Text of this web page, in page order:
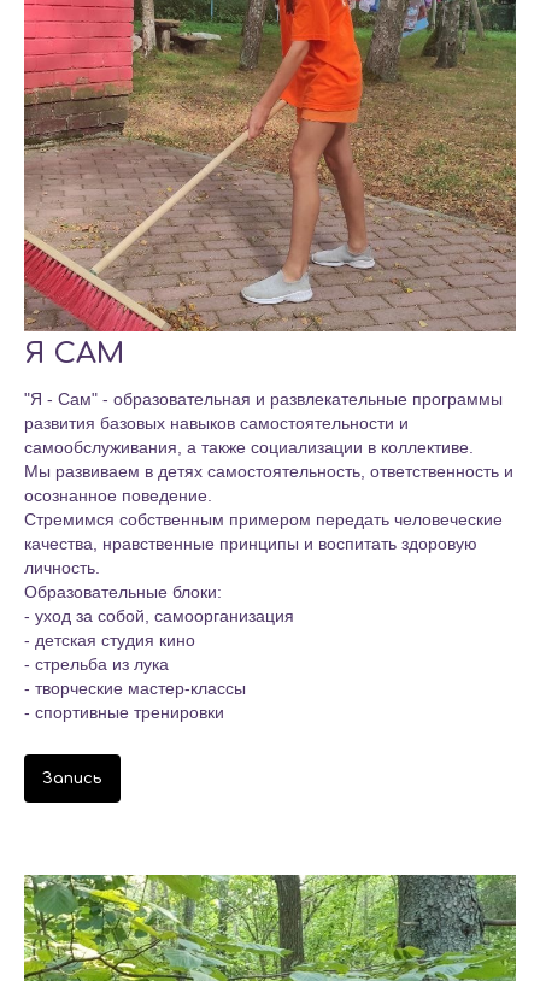
Я САМ
"Я - Сам" - образовательная и развлекательные программы
развития базовых навыков самостоятельности и
самообслуживания, а также социализации в коллективе.
Мы развиваем в детях самостоятельность, ответственность и
осознанное поведение.
Стремимся собственным примером передать человеческие
качества, нравственные принципы и воспитать здоровую
личность.
Образовательные блоки:
- уход за собой, самоорганизация
- детская студия кино
- стрельба из лука
- творческие мастер-классы
- спортивные тренировки
Запись